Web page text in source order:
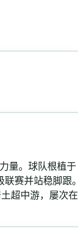
量。球队根植于
赛并站稳脚跟。
超中游，屡次在